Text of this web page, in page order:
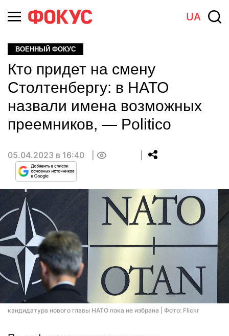
UA
ВОЕННЫЙ ФОКУС
Кто придет на смену
Столтенбергу: в НАТО
назвали имена возможных
преемников, — Politico
05.04.2023 в 16:40
кандидатура нового главы НАТО пока не избрана | Фото: Flickr